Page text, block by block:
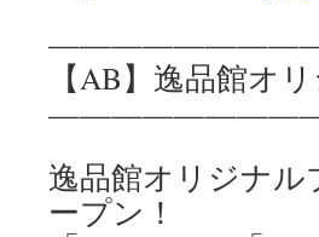
【AB】逸品館オ
逸品館オリジナ
ープン！